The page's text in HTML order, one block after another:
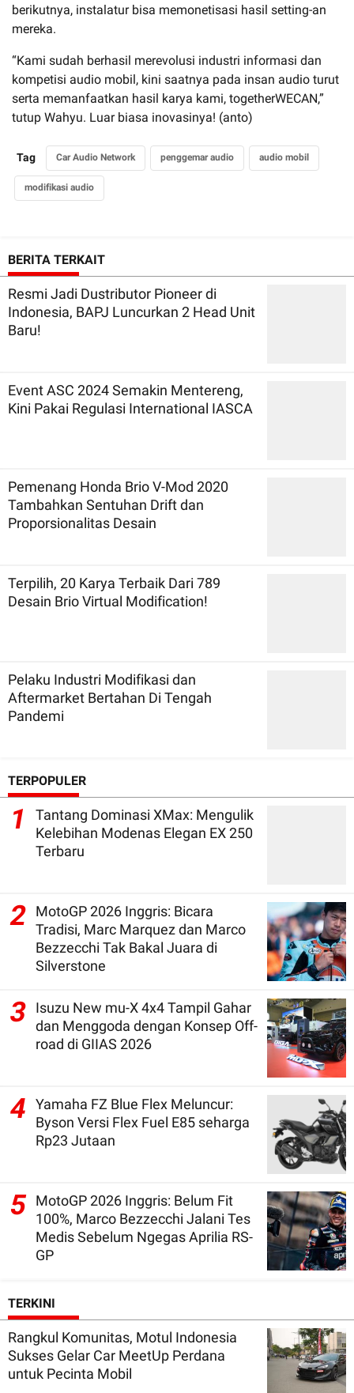
berikutnya, instalatur bisa memonetisasi hasil setting-an
mereka.
“Kami sudah berhasil merevolusi industri informasi dan
kompetisi audio mobil, kini saatnya pada insan audio turut
serta memanfaatkan hasil karya kami, togetherWECAN,”
tutup Wahyu. Luar biasa inovasinya! (anto)
Tag Car Audio Network penggemar audio audio mobil
modifikasi audio
BERITA TERKAIT
Resmi Jadi Dustributor Pioneer di
Indonesia, BAPJ Luncurkan 2 Head Unit
Baru!
Event ASC 2024 Semakin Mentereng,
Kini Pakai Regulasi International IASCA
Pemenang Honda Brio V-Mod 2020
Tambahkan Sentuhan Drift dan
Proporsionalitas Desain
Terpilih, 20 Karya Terbaik Dari 789
Desain Brio Virtual Modification!
Pelaku Industri Modifikasi dan
Aftermarket Bertahan Di Tengah
Pandemi
TERPOPULER
1
Tantang Dominasi XMax: Mengulik
Kelebihan Modenas Elegan EX 250
Terbaru
2
MotoGP 2026 Inggris: Bicara
Tradisi, Marc Marquez dan Marco
Bezzecchi Tak Bakal Juara di
Silverstone
3
Isuzu New mu-X 4x4 Tampil Gahar
dan Menggoda dengan Konsep Off-
road di GIIAS 2026
4
Yamaha FZ Blue Flex Meluncur:
Byson Versi Flex Fuel E85 seharga
Rp23 Jutaan
5 MotoGP 2026 Inggris: Belum Fit
100%, Marco Bezzecchi Jalani Tes
Medis Sebelum Ngegas Aprilia RS-
GP
TERKINI
Rangkul Komunitas, Motul Indonesia
Sukses Gelar Car MeetUp Perdana
untuk Pecinta Mobil